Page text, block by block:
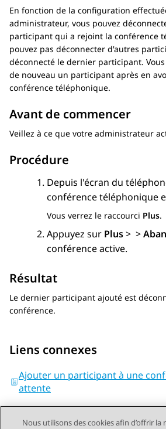
En fonction de la configuration
administrateur, vous pouvez
participant qui a rejoint la conférence
pouvez pas déconnecter d'autres
déconnecté le dernier participant.
de nouveau un participant après en
conférence téléphonique.
Avant de commencer
Veillez à ce que votre administrateur
Procédure
Depuis l'écran du
conférence téléphonique
Vous verrez le raccourci Plus.
Appuyez sur Plus> >
conférence active.
Résultat
Le dernier participant ajouté est
conférence.
Liens connexes
Ajouter un participant à une
attente
Nous utilisons des cookies afin d’offrir la